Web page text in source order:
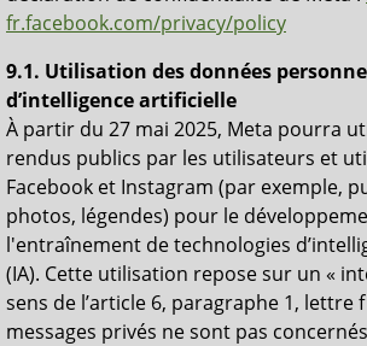
fr.facebook.com/privacy/policy
9.1. Utilisation des données
d’intelligence artificielle
À partir du 27 mai 2025, Meta pourra
rendus publics par les utilisateurs et
Facebook et Instagram (par exemple,
photos, légendes) pour le
l'entraînement de technologies
(IA). Cette utilisation repose sur un «
sens de l’article 6, paragraphe 1, lettre f
messages privés ne sont pas